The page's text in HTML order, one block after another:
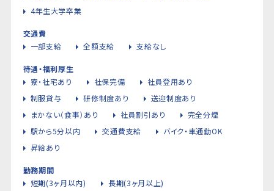
4年生大学卒業
交通費
一部支給
全額支給 支給なし
待遇・福利厚生
寮・社宅あり
社保完備
社員登用あり
制服貸与
研修制度あり
送迎制度あり
まかない（食事）あり
社員割引あり
完全分煙
駅から5分以内
交通費支給
バイク・車通勤OK
昇給あり
勤務期間
短期(3ヶ月以内)
長期(3ヶ月以上)